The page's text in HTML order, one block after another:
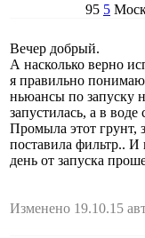
95 5
Вечер добрый.
А насколько верно
я правильно
ньюансы по запуску
запустилась, а в
Промыла этот грунт,
поставила фильтр.. И
день от запуска
Изменено 19.10.15